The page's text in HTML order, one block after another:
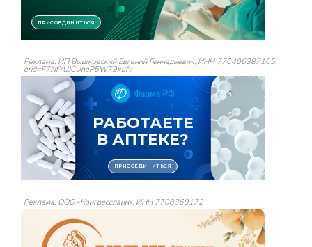
Реклама: ИП Вышковский Евгений Геннадьевич, ИНН 770406387105,
erid=F7NfYUJCUneP5W79xufv
Реклама: ООО «Конгресслайн», ИНН 7708369172